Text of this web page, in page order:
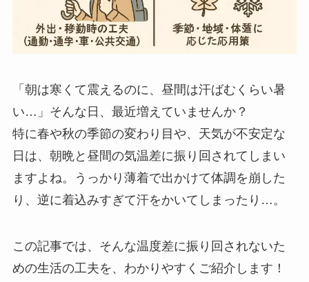
「朝は寒くて震えるのに、昼間は汗ばむくらい暑
い…」そんな日、最近増えていませんか？
特に春や秋の季節の変わり目や、天気が不安定な
日は、朝晩と昼間の気温差に振り回されてしまい
ますよね。うっかり薄着で出かけて体調を崩した
り、逆に着込みすぎて汗をかいてしまったり…。
この記事では、そんな温度差に振り回されないた
めの生活の工夫を、わかりやすくご紹介します！